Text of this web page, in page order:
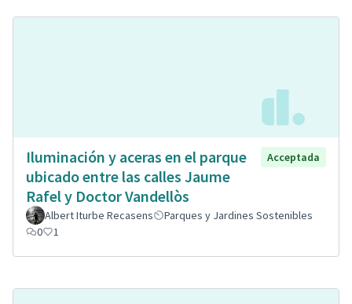
Iluminación y aceras en el parque
ubicado entre las calles Jaume
Rafel y Doctor Vandellòs
Acceptada
Albert Iturbe Recasens
Parques y Jardines Sostenibles
0
1